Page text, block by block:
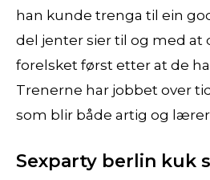
han kunde trenga til ein
del jenter sier til og med at
forelsket først etter at de
Trenerne har jobbet over
som blir både artig og
Sexparty berlin kuk